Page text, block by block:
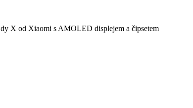
X od Xiaomi s AMOLED displejem a čipsetem